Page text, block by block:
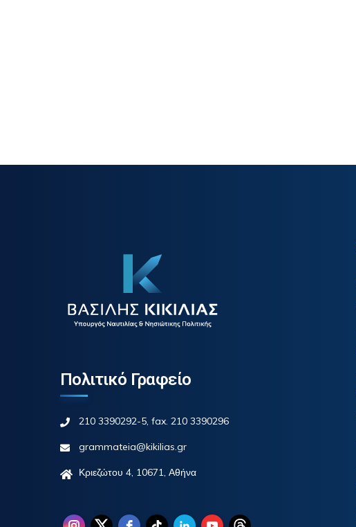
Πολιτικό Γραφείο
210 3390292-5, fax. 210 3390296
grammateia@kikilias.gr
Κριεζώτου 4, 10671, Αθήνα